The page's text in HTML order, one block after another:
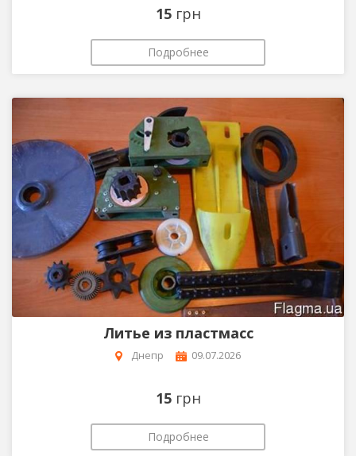
15 грн
Подробнее
Литье из пластмасс
Днепр 09.07.2026
15 грн
Подробнее